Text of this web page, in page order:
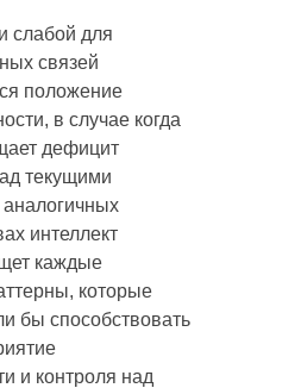
слабой для
связей
положение
в случае когда
дефицит
текущими
интеллект
каждые
которые
бы способствовать
и контроля над